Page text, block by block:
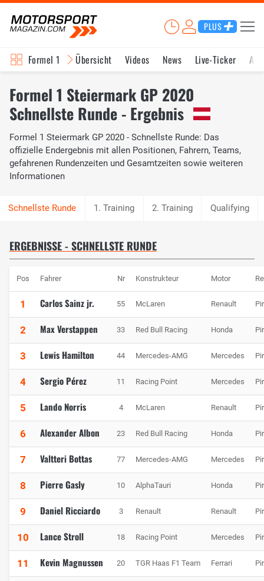
PLUS
Formel 1 Übersicht Videos News Live-Ticker
Formel 1 Steiermark GP 2020
Schnellste Runde - Ergebnis
Formel 1 Steiermark GP 2020 - Schnellste Runde: Das
offizielle Endergebnis mit allen Positionen, Fahrern, Teams,
gefahrenen Rundenzeiten und Gesamtzeiten sowie weiteren
Informationen
1. Training 2. Training Qualifying
ERGEBNISSE - SCHNELLSTE RUNDE
Pos Fahrer Nr Konstrukteur Motor
1 Carlos Sainz jr. 55 McLaren Renault
2 Max Verstappen 33 Red Bull Racing Honda
3 Lewis Hamilton 44 Mercedes-AMG Mercedes
4 Sergio Pérez 11 Racing Point Mercedes
5 Lando Norris 4 McLaren Renault
6 Alexander Albon 23 Red Bull Racing Honda
7 Valtteri Bottas 77 Mercedes-AMG Mercedes
8 Pierre Gasly 10 AlphaTauri Honda
9 Daniel Ricciardo 3 Renault Renault
10 Lance Stroll 18 Racing Point Mercedes
11 Kevin Magnussen 20 TGR Haas F1 Team Ferrari